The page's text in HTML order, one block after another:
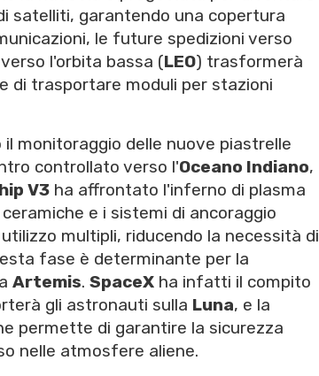
satelliti, garantendo una copertura
le future spedizioni verso
verso l'orbita bassa (LEO) trasformerà
di trasportare moduli per stazioni
monitoraggio delle nuove piastrelle
controllato verso l'Oceano Indiano,
V3 ha affrontato l'inferno di plasma
e i sistemi di ancoraggio
multipli, riducendo la necessità di
fase è determinante per la
Artemis. SpaceX ha infatti il compito
gli astronauti sulla Luna, e la
permette di garantire la sicurezza
nelle atmosfere aliene.